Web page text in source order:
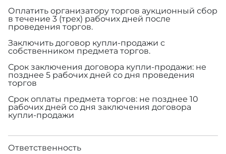
Оплатить организатору торгов аукционный сбор
в течение 3 (трех) рабочих дней после
проведения торгов.
Заключить договор купли-продажи с
собственником предмета торгов.
Срок заключения договора купли-продажи: не
позднее 5 рабочих дней со дня проведения
торгов
Срок оплаты предмета торгов: не позднее 10
рабочих дней со дня заключения договора
купли-продажи
Ответственность